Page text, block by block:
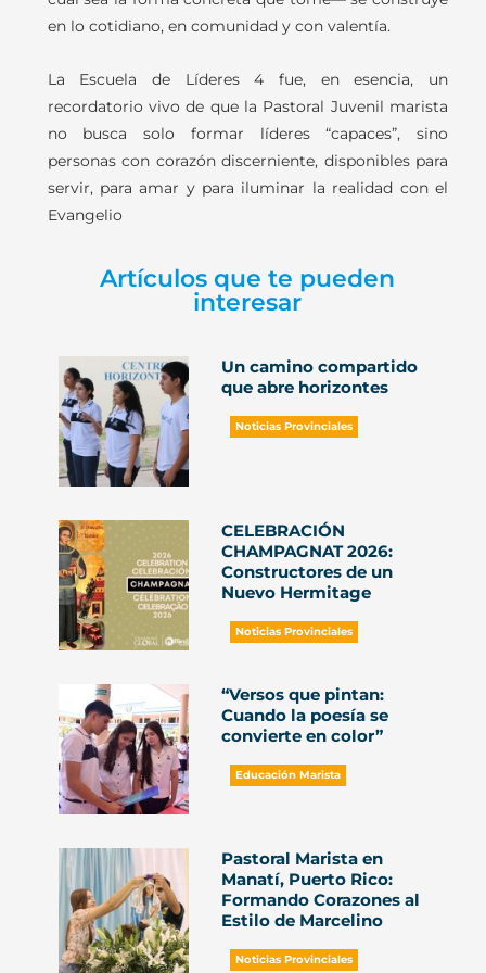
en lo cotidiano, en comunidad y con valentía.
La Escuela de Líderes 4 fue, en esencia, un
recordatorio vivo de que la Pastoral Juvenil marista
no busca solo formar líderes “capaces”, sino
personas con corazón discerniente, disponibles para
servir, para amar y para iluminar la realidad con el
Evangelio
Artículos que te pueden
interesar
Un camino compartido
que abre horizontes
Noticias Provinciales
CELEBRACIÓN
CHAMPAGNAT 2026:
Constructores de un
Nuevo Hermitage
Noticias Provinciales
“Versos que pintan:
Cuando la poesía se
convierte en color”
Educación Marista
Pastoral Marista en
Manatí, Puerto Rico:
Formando Corazones al
Estilo de Marcelino
Noticias Provinciales